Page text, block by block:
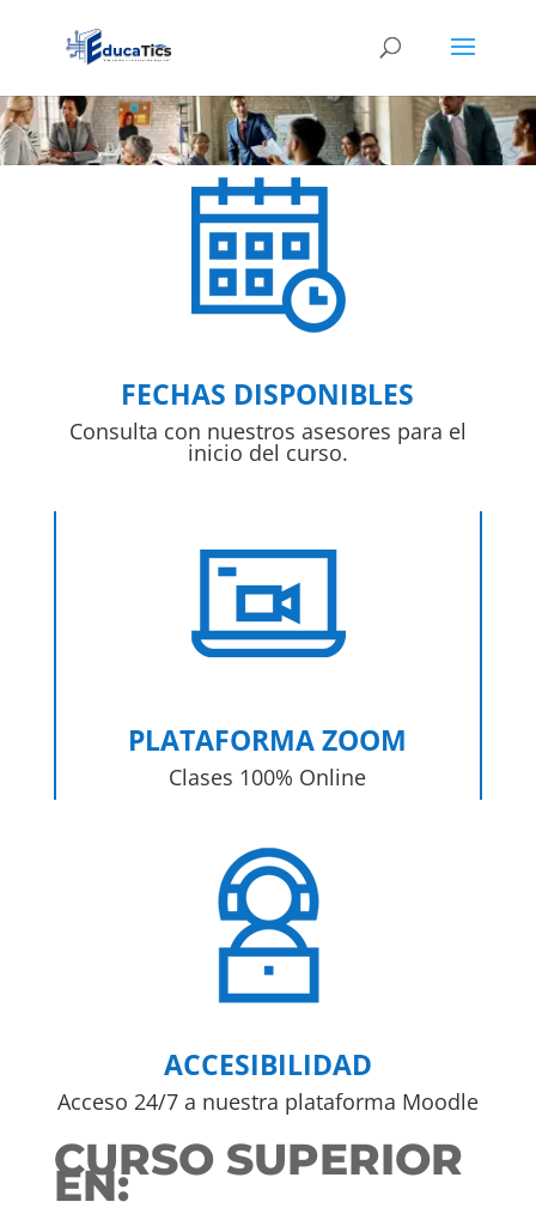
FECHAS DISPONIBLES
Consulta con nuestros asesores para el
inicio del curso.
PLATAFORMA ZOOM
Clases 100% Online
ACCESIBILIDAD
Acceso 24/7 a nuestra plataforma Moodle
CURSO SUPERIOR
EN: